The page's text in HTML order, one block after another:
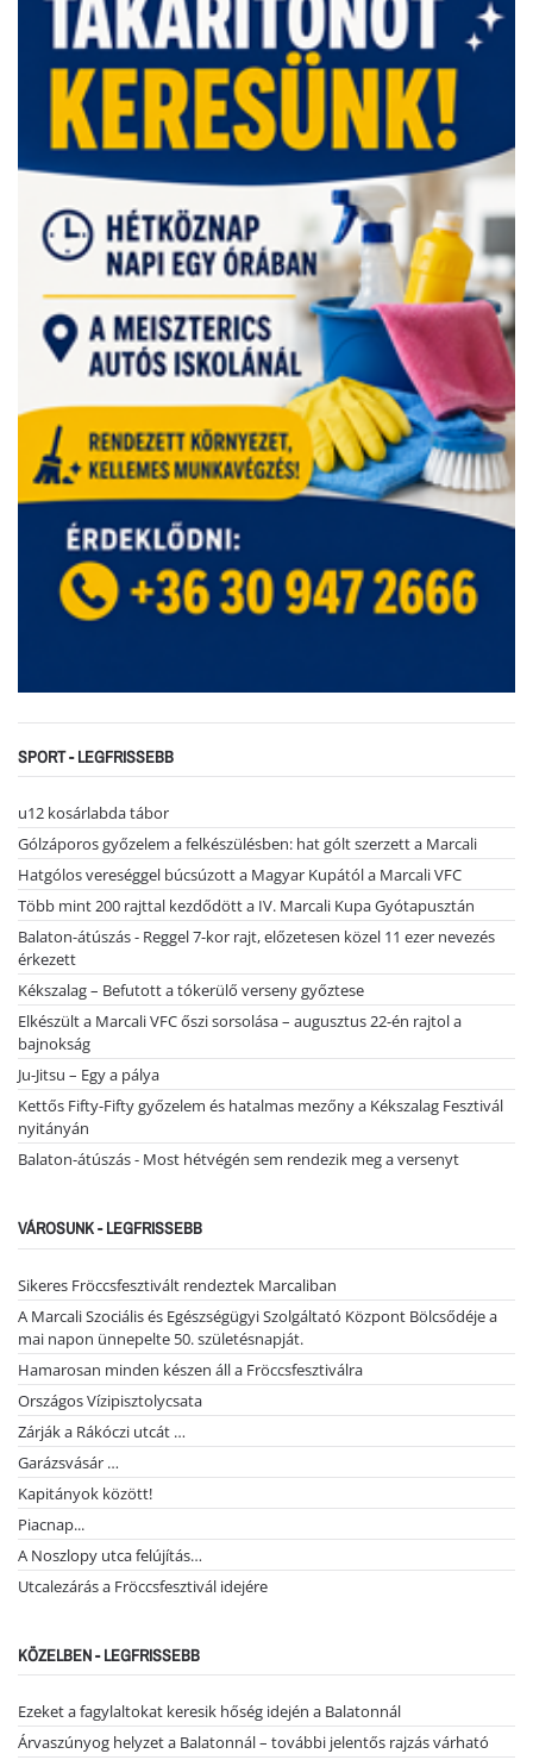
SPORT - LEGFRISSEBB
u12 kosárlabda tábor
Gólzáporos győzelem a felkészülésben: hat gólt szerzett a Marcali
Hatgólos vereséggel búcsúzott a Magyar Kupától a Marcali VFC
Több mint 200 rajttal kezdődött a IV. Marcali Kupa Gyótapusztán
Balaton-átúszás - Reggel 7-kor rajt, előzetesen közel 11 ezer nevezés
érkezett
Kékszalag – Befutott a tókerülő verseny győztese
Elkészült a Marcali VFC őszi sorsolása – augusztus 22-én rajtol a
bajnokság
Ju-Jitsu – Egy a pálya
Kettős Fifty-Fifty győzelem és hatalmas mezőny a Kékszalag Fesztivál
nyitányán
Balaton-átúszás - Most hétvégén sem rendezik meg a versenyt
VÁROSUNK - LEGFRISSEBB
Sikeres Fröccsfesztivált rendeztek Marcaliban
A Marcali Szociális és Egészségügyi Szolgáltató Központ Bölcsődéje a
mai napon ünnepelte 50. születésnapját.
Hamarosan minden készen áll a Fröccsfesztiválra
Országos Vízipisztolycsata
Zárják a Rákóczi utcát …
Garázsvásár …
Kapitányok között!
Piacnap...
A Noszlopy utca felújítás…
Utcalezárás a Fröccsfesztivál idejére
KÖZELBEN - LEGFRISSEBB
Ezeket a fagylaltokat keresik hőség idején a Balatonnál
Árvaszúnyog helyzet a Balatonnál – további jelentős rajzás várható